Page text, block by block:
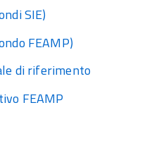
SIE)
FEAMP)
di riferimento
FEAMP